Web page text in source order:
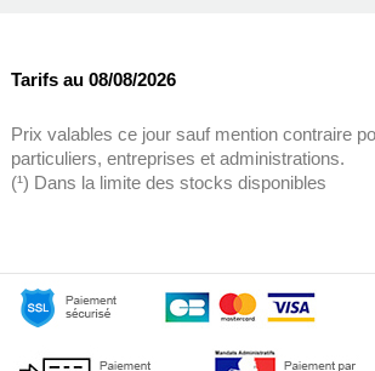
Tarifs au 08/08/2026
Prix valables ce jour sauf mention contraire
particuliers, entreprises et administrations.
(¹) Dans la limite des stocks disponibles